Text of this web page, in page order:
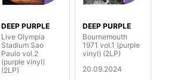
DEEP PURPLE
Live Olympia
Stadium Sao
Paulo vol.2
(purple vinyl)
(2LP)
DEEP PURPLE
Bournemouth
1971 vol.1 (purple
vinyl) (2LP)
20.09.2024